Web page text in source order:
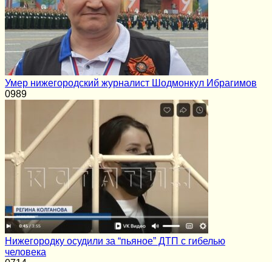
Умер нижегородский журналист Шодмонкул Ибрагимов
0989
Нижегородку осудили за “пьяное” ДТП с гибелью
человека